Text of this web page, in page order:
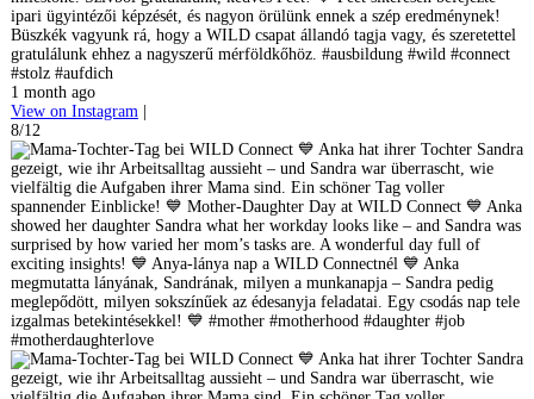
ipari ügyintézői képzését, és nagyon örülünk ennek a szép eredménynek!
Büszkék vagyunk rá, hogy a WILD csapat állandó tagja vagy, és szeretettel
gratulálunk ehhez a nagyszerű mérföldkőhöz. #ausbildung #wild #connect
#stolz #aufdich
1 month ago
View on Instagram |
8/12